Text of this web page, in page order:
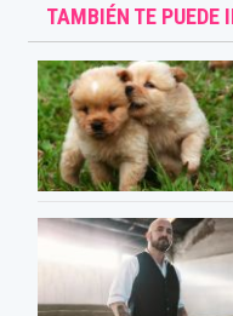
TAMBIÉN TE PUEDE